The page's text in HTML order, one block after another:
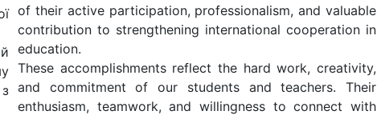
of their active participation, professionalism, and valuable
contribution to strengthening international cooperation in
education.
These accomplishments reflect the hard work, creativity,
and commitment of our students and teachers. Their
enthusiasm, teamwork, and willingness to connect with